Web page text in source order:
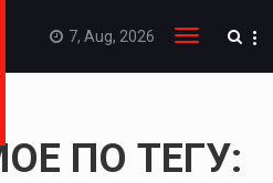
7, Aug, 2026
Toggle
ПО ТЕГУ: